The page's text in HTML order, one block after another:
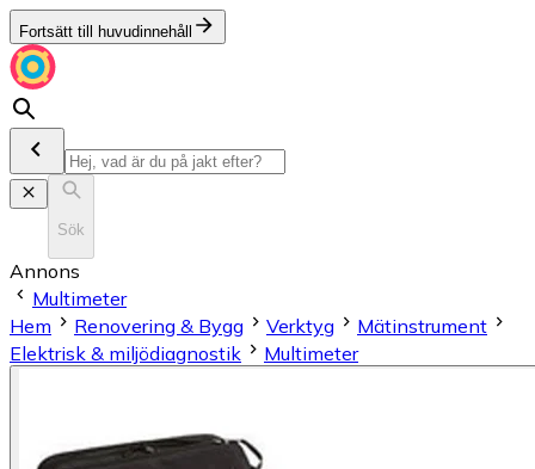
Fortsätt till huvudinnehåll
Sök
Annons
Multimeter
Hem
Renovering & Bygg Verktyg
Mätinstrument
Elektrisk & miljödiagnostik
Multimeter